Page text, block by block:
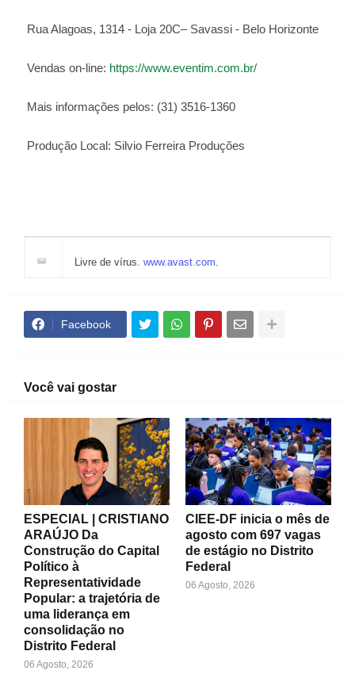
Rua Alagoas, 1314 - Loja 20C– Savassi - Belo Horizonte
Vendas on-line: https://www.eventim.com.br/
Mais informações pelos: (31) 3516-1360
Produção Local: Silvio Ferreira Produções
Livre de vírus. www.avast.com.
Facebook
Você vai gostar
ESPECIAL | CRISTIANO
ARAÚJO Da
Construção do Capital
Político à
Representatividade
Popular: a trajetória de
uma liderança em
consolidação no
Distrito Federal
06 Agosto, 2026
CIEE-DF inicia o mês de
agosto com 697 vagas
de estágio no Distrito
Federal
06 Agosto, 2026